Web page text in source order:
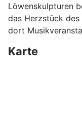
Löwenskulpturen
das Herzstück
dort
Karte